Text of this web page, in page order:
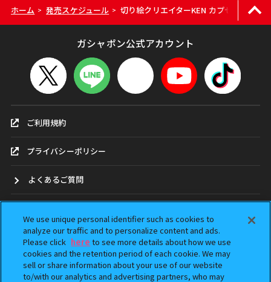
ホーム > 発売スケジュール > 切り絵クリエイターKEN カプセルラバー
ガシャポン公式アカウント
ご利用規約
プライバシーポリシー
よくあるご質問
ガシャポンどこ？
アンケート
We use unique personal identifier such as cookies to
analyze our traffic and to personalize content and ads.
Please click here to see more details about how we use
cookies and the retention period of each cookie. We may
sell or share information about your use of our website
to/with our analytics and advertising partners, who may